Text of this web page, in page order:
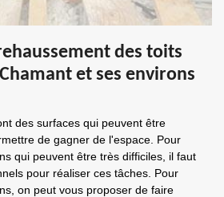
des toits
et ses environs
des surfaces qui peuvent être
de gagner de l'espace. Pour
qui peuvent être très difficiles, il faut
pour réaliser ces tâches. Pour
on peut vous proposer de faire